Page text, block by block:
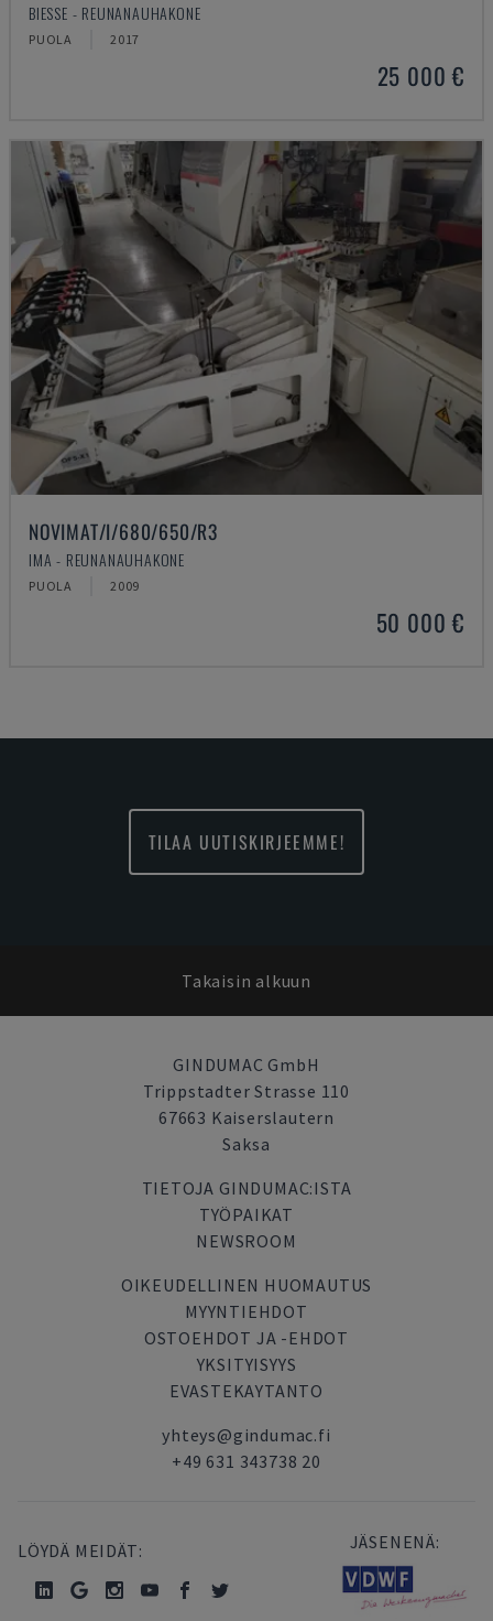
BIESSE - REUNANAUHAKONE
PUOLA 2017
25 000 €
NOVIMAT/I/680/650/R3
IMA - REUNANAUHAKONE
PUOLA 2009
50 000 €
TILAA UUTISKIRJEEMME!
Takaisin alkuun
GINDUMAC GmbH
Trippstadter Strasse 110
67663 Kaiserslautern
Saksa
TIETOJA GINDUMAC:ISTA
TYÖPAIKAT
NEWSROOM
OIKEUDELLINEN HUOMAUTUS
MYYNTIEHDOT
OSTOEHDOT JA -EHDOT
YKSITYISYYS
EVASTEKAYTANTO
yhteys@gindumac.fi
+49 631 343738 20
LÖYDÄ MEIDÄT: JÄSENENÄ: